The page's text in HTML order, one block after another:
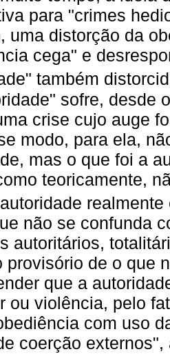
para "crimes
uma distorção da
cega" e
também
sofre, desde
crise cujo auge
modo, para ela,
mas o que foi a
teoricamente,
realmente
não se confunda
autoritários,
provisório de o que
que a
ou violência, pelo
com uso
coerção